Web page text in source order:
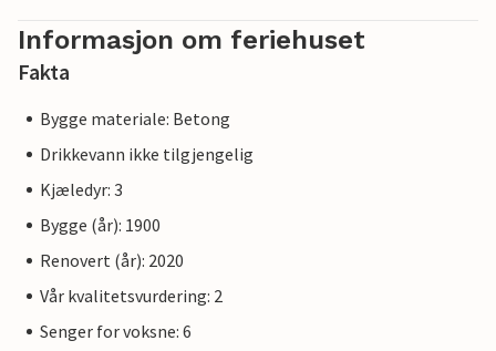
Informasjon om feriehuset
Fakta
Bygge materiale: Betong
Drikkevann ikke tilgjengelig
Kjæledyr: 3
Bygge (år): 1900
Renovert (år): 2020
Vår kvalitetsvurdering: 2
Senger for voksne: 6